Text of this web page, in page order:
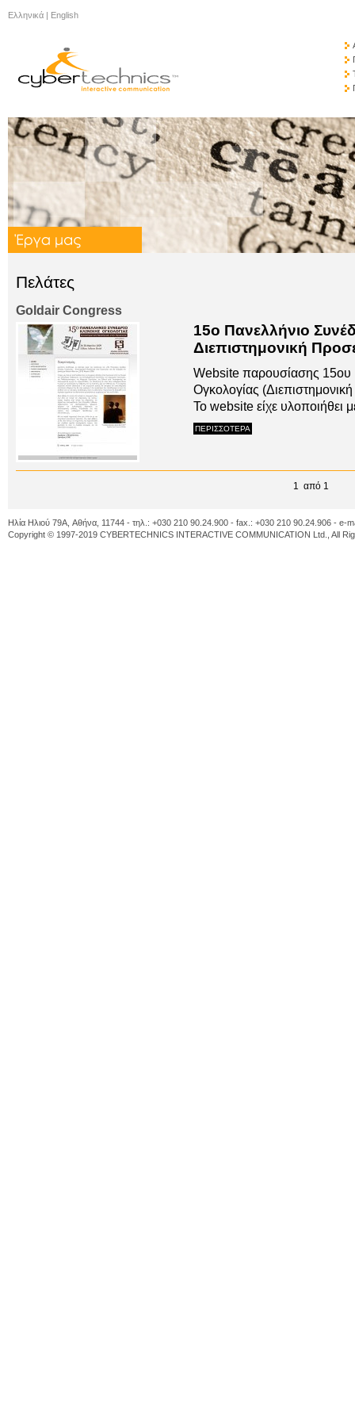
Ελληνικά | English
Πελάτες
Goldair Congress
15ο Πανελλήνιο
Διεπιστημονική
Website παρουσίασης 15ου
Ογκολογίας
To website είχε
ΠΕΡΙΣΣΟΤΕΡΑ
1 από 1
Ηλία Ηλιού 79A, Αθήνα, 11744 - τηλ.: +030 210 90.24.900 - fax.: +030 210 90.24.906 - e-
Copyright © 1997-2019 CYBERTECHNICS INTERACTIVE COMMUNICATION Ltd., All